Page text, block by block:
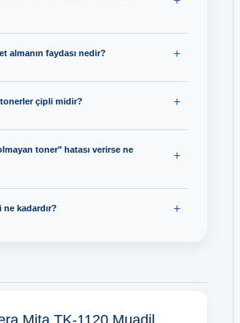
almanın faydası nedir?
çipli midir?
toner" hatası verirse ne
ne kadardır?
Mita TK-1120 Muadil